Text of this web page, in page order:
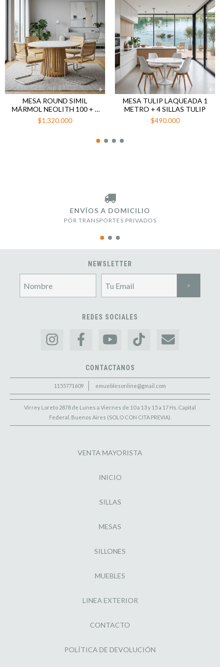
MESA ROUND SIMIL
MÁRMOL NEOLITH 100 + 4
SILLAS CESCA NATURAL
$1.320.000
MESA TULIP LAQUEADA 1
METRO + 4 SILLAS TULIP
$490.000
ENVÍOS A DOMICILIO
POR TRANSPORTES PRIVADOS
NEWSLETTER
REDES SOCIALES
CONTACTANOS
1155771609 emueblesonline@gmail.com
Virrey Loreto 2878 de Lunes a Viernes de 10 a 13 y 15 a 17 Hs. Capital
Federal, Buenos Aires (SOLO CON CITA PREVIA).
VENTA MAYORISTA
INICIO
SILLAS
MESAS
SILLONES
MUEBLES
LINEA EXTERIOR
CONTACTO
POLÍTICA DE DEVOLUCIÓN